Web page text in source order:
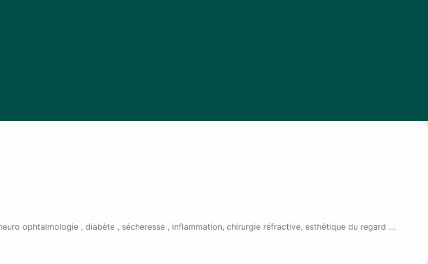
ophtalmologie , diabète , sécheresse , inflammation, chirurgie réfractive, esthétique du regard …